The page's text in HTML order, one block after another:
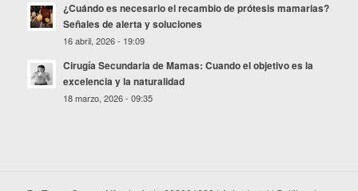
¿Cuándo es necesario el recambio de prótesis mamarias?
Señales de alerta y soluciones
16 abril, 2026 - 19:09
Cirugía Secundaria de Mamas: Cuando el objetivo es la
excelencia y la naturalidad
18 marzo, 2026 - 09:35